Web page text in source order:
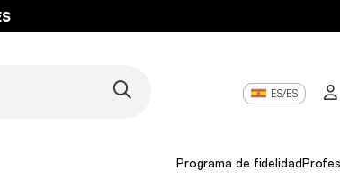
ES/ES
Programa de fidelidad